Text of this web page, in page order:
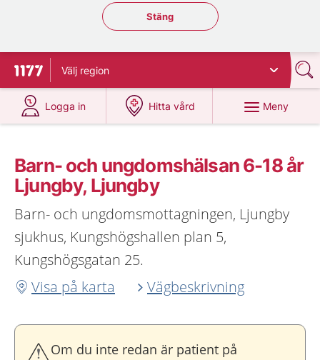
Stäng regionsväljaren
Stäng
Till startsidan för 1177
Välj region
Logga in
på 1177.se
Hitta vård
på 1177.se
Meny
Barn- och ungdomshälsan 6-18 år
Ljungby, Ljungby
Barn- och ungdomsmottagningen, Ljungby
sjukhus, Kungshögshallen plan 5,
Kungshögsgatan 25.
Visa på karta
Vägbeskrivning
Om du inte redan är patient på